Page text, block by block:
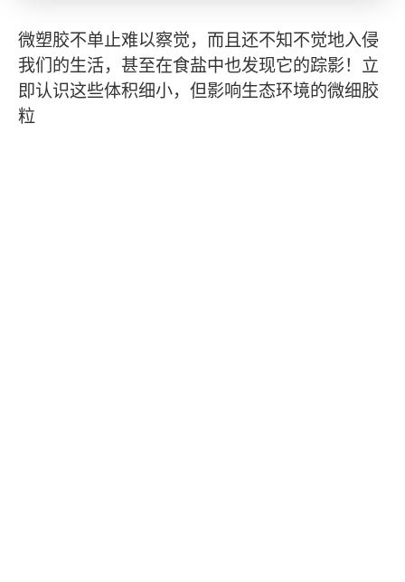
微塑胶不单止难以察觉，而且还不知不觉地入侵
我们的生活，甚至在食盐中也发现它的踪影！立
即认识这些体积细小，但影响生态环境的微细胶
粒